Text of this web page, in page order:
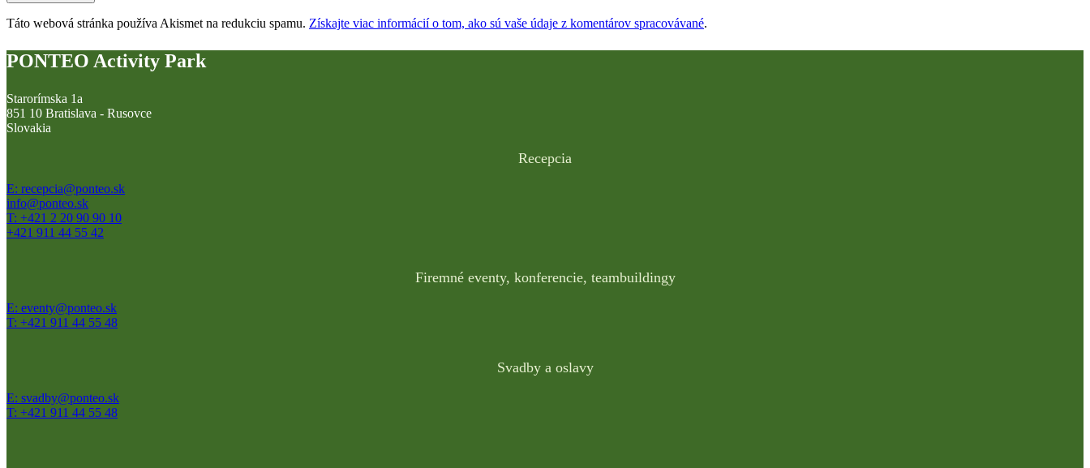
Táto webová stránka používa Akismet na redukciu spamu. Získajte viac informácií o tom, ako sú vaše údaje z komentárov spracovávané.
PONTEO Activity Park
Starorímska 1a
851 10 Bratislava - Rusovce
Slovakia
Recepcia
E: recepcia@ponteo.sk
info@ponteo.sk
T: +421 2 20 90 90 10
+421 911 44 55 42
Firemné eventy, konferencie, teambuildingy
E: eventy@ponteo.sk
T: +421 911 44 55 48
Svadby a oslavy
E: svadby@ponteo.sk
T: +421 911 44 55 48